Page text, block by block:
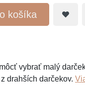
košíka
vybrať malý
drahších darčekov.